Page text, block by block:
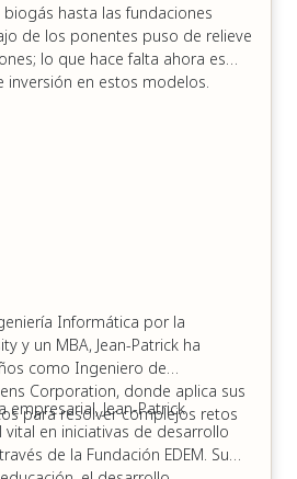
hasta las fundaciones
de los ponentes puso de relieve
lo que hace falta ahora es
en estos modelos.
Informática por la
y un MBA, Jean-Patrick ha
como Ingeniero de
Corporation, donde aplica sus
para resolver complejos retos
empresarial, Jean-Patrick
en iniciativas de desarrollo
de la Fundación EDEM. Su